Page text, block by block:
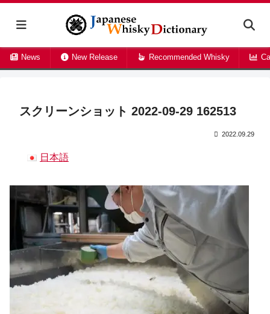
News New Release Recommended Whisky
スクリーンショット 2022-09-29 162513
2022.09.29
日本語